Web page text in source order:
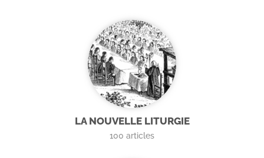
LA NOUVELLE LITURGIE
100 articles